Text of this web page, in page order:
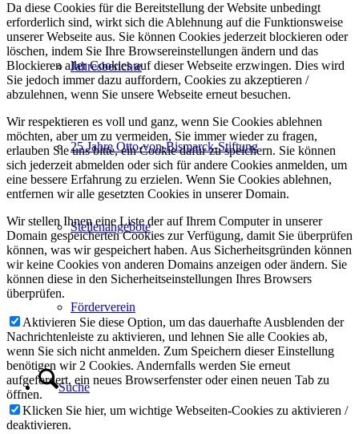
Jahresberichte
25 Jahre Otto-von-Bismarck-Stiftung
Stellenangebote
Förderverein
Suche
Da diese Cookies für die Bereitstellung der Website unbedingt
erforderlich sind, wirkt sich die Ablehnung auf die Funktionsweise
unserer Webseite aus. Sie können Cookies jederzeit blockieren oder
löschen, indem Sie Ihre Browsereinstellungen ändern und das
Blockieren aller Cookies auf dieser Webseite erzwingen. Dies wird
Sie jedoch immer dazu auffordern, Cookies zu akzeptieren /
abzulehnen, wenn Sie unsere Webseite erneut besuchen.
Wir respektieren es voll und ganz, wenn Sie Cookies ablehnen
möchten, aber um zu vermeiden, Sie immer wieder zu fragen,
erlauben Sie uns bitte, ein Cookie dafür zu speichern. Sie können
sich jederzeit abmelden oder sich für andere Cookies anmelden, um
eine bessere Erfahrung zu erzielen. Wenn Sie Cookies ablehnen,
entfernen wir alle gesetzten Cookies in unserer Domain.
Wir stellen Ihnen eine Liste der auf Ihrem Computer in unserer
Domain gespeicherten Cookies zur Verfügung, damit Sie überprüfen
können, was wir gespeichert haben. Aus Sicherheitsgründen können
wir keine Cookies von anderen Domains anzeigen oder ändern. Sie
können diese in den Sicherheitseinstellungen Ihres Browsers
überprüfen.
Aktivieren Sie diese Option, um das dauerhafte Ausblenden der
Nachrichtenleiste zu aktivieren, und lehnen Sie alle Cookies ab,
wenn Sie sich nicht anmelden. Zum Speichern dieser Einstellung
benötigen wir 2 Cookies. Andernfalls werden Sie erneut
aufgefordert, ein neues Browserfenster oder einen neuen Tab zu
öffnen.
Klicken Sie hier, um wichtige Webseiten-Cookies zu aktivieren /
deaktivieren.